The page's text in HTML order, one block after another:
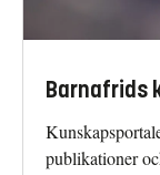
Barnafrids
publikationer